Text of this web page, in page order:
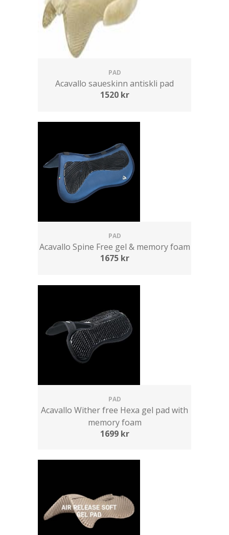
PAD
Acavallo saueskinn antiskli pad
1520 kr
PAD
Acavallo Spine Free gel & memory foam
1675 kr
PAD
Acavallo Wither free Hexa gel pad with
memory foam
1699 kr